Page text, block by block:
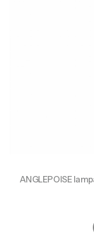
ANGLEPOISE